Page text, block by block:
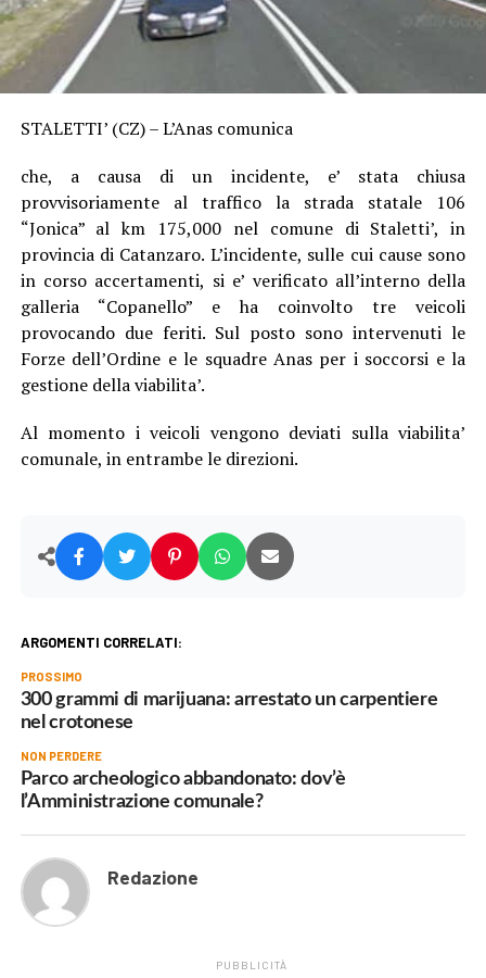
STALETTI’ (CZ) – L’Anas comunica
che, a causa di un incidente, e’ stata chiusa
provvisoriamente al traffico la strada statale 106
“Jonica” al km 175,000 nel comune di Staletti’, in
provincia di Catanzaro. L’incidente, sulle cui cause sono
in corso accertamenti, si e’ verificato all’interno della
galleria “Copanello” e ha coinvolto tre veicoli
provocando due feriti. Sul posto sono intervenuti le
Forze dell’Ordine e le squadre Anas per i soccorsi e la
gestione della viabilita’.
Al momento i veicoli vengono deviati sulla viabilita’
comunale, in entrambe le direzioni.
ARGOMENTI CORRELATI:
PROSSIMO
300 grammi di marijuana: arrestato un carpentiere
nel crotonese
NON PERDERE
Parco archeologico abbandonato: dov’è
l’Amministrazione comunale?
Redazione
PUBBLICITÀ